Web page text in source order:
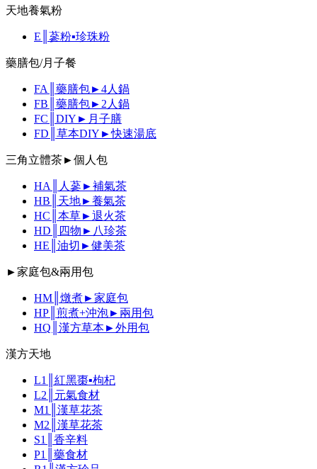
天地養氣粉
E║蔘粉▪珍珠粉
藥膳包/月子餐
FA║藥膳包►4人鍋
FB║藥膳包►2人鍋
FC║DIY►月子膳
FD║草本DIY►快速湯底
三角立體茶►個人包
HA║人蔘►補氣茶
HB║天地►養氣茶
HC║本草►退火茶
HD║四物►八珍茶
HE║油切►健美茶
►家庭包&兩用包
HM║燉煮►家庭包
HP║煎煮+沖泡►兩用包
HQ║漢方草本►外用包
漢方天地
L1║紅黑棗▪枸杞
L2║元氣食材
M1║漢草花茶
M2║漢草花茶
S1║香辛料
P1║藥食材